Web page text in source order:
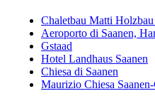
Chaletbau Matti
Aeroporto di Saanen,
Gstaad
Hotel Landhaus Saanen
Chiesa di Saanen
Maurizio Chiesa Saanen-